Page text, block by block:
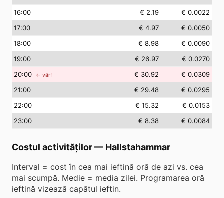
16:00 € 2.19
€ 0.0022
17:00 € 4.97
€ 0.0050
18:00 € 8.98
€ 0.0090
19:00 € 26.97
€ 0.0270
20:00 ← vârf € 30.92
€ 0.0309
21:00 € 29.48
€ 0.0295
22:00 € 15.32
€ 0.0153
23:00 € 8.38 € 0.0084
Costul activităților— Hallstahammar
Interval = cost în cea mai ieftină oră de azi vs. cea
mai scumpă. Medie = media zilei. Programarea oră
ieftină vizează capătul ieftin.